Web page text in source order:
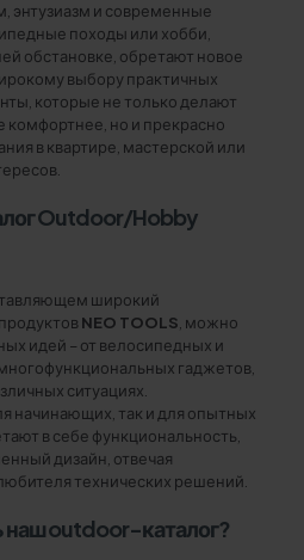
энтузиазм и современные
походы или хобби,
обстановке, обретают новое
выбору практичных
которые не только делают
комфортнее, но и прекрасно
в квартире, мастерской или
Outdoor/Hobby
широкий
NEO TOOLS , можно
идей – от велосипедных и
гаджетов,
ситуациях.
начинающих, так и для опытных
в себе функциональность,
дизайн, отвечая
технических решений.
наш outdoor-каталог?